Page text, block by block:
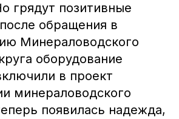
грядут позитивные
обращения в
Минераловодского
оборудование
в проект
минераловодского
появилась надежда,